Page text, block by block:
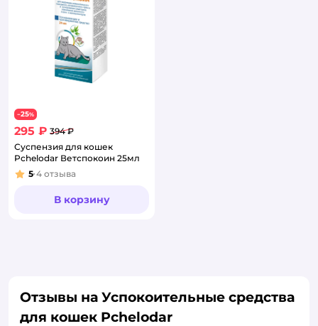
−25%
295 ₽ 394 ₽
Суспензия для кошек
Pchelodar Ветспокоин 25мл
Рейтинг:
5 4 отзыва
В корзину
Отзывы на Успокоительные средства
для кошек Pchelodar